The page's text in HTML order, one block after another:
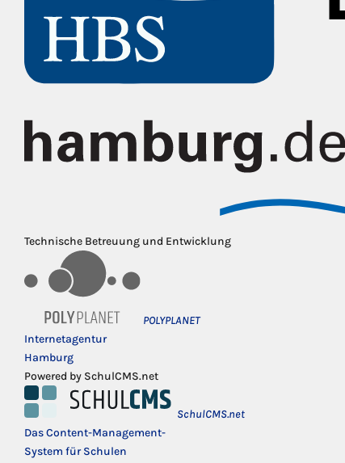
Technische Betreuung und Entwicklung
POLYPLANET
Internetagentur
Hamburg
Powered by SchulCMS.net
SchulCMS.net
Das Content-Management-
System für Schulen